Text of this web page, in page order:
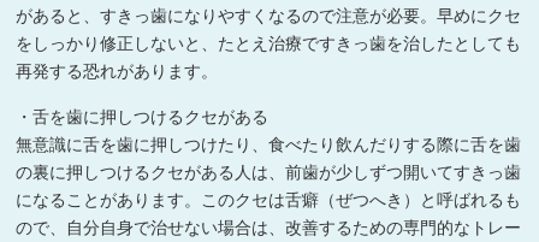
があると、すきっ歯になりやすくなるので注意が必要。早めにクセ
をしっかり修正しないと、たとえ治療ですきっ歯を治したとしても
再発する恐れがあります。
・舌を歯に押しつけるクセがある
無意識に舌を歯に押しつけたり、食べたり飲んだりする際に舌を歯
の裏に押しつけるクセがある人は、前歯が少しずつ開いてすきっ歯
になることがあります。このクセは舌癖（ぜつへき）と呼ばれるも
ので、自分自身で治せない場合は、改善するための専門的なトレー